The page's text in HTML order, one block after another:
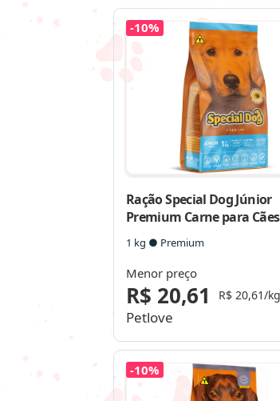
Ração Special Dog Júnior
Premium Carne para Cães
Filhotes
1 kg ● Premium
Menor preço
R$ 20,61 R$ 20,61/kg
-10%
Petlove
-10%